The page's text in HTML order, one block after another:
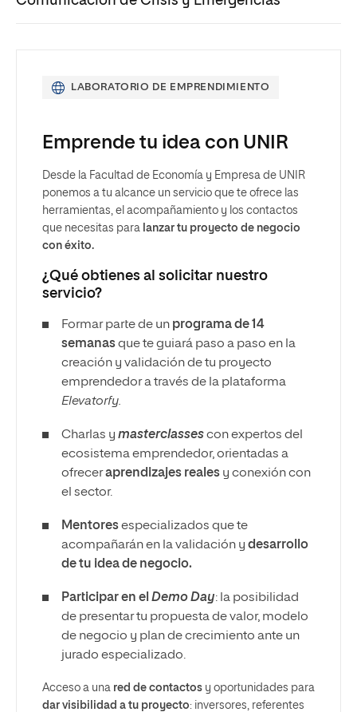
LABORATORIO DE EMPRENDIMIENTO
Emprende tu idea con UNIR
Desde la Facultad de Economía y Empresa de UNIR
ponemos a tu alcance un servicio que te ofrece las
herramientas, el acompañamiento y los contactos
que necesitas para lanzar tu proyecto de negocio
con éxito.
¿Qué obtienes al solicitar nuestro
servicio?
Formar parte de un programa de 14
semanasque te guiará paso a paso en la
creación y validación de tu proyecto
emprendedor a través de la plataforma
Elevatorfy.
Charlas y masterclassescon expertos del
ecosistema emprendedor, orientadas a
ofreceraprendizajes reales y conexión con
el sector.
Mentoresespecializados que te
acompañarán en la validación y desarrollo
de tu idea de negocio.
Participar en el Demo Day: la posibilidad
de presentar tu propuesta de valor, modelo
de negocio y plan de crecimiento ante un
jurado especializado.
Acceso a una red de contactos y oportunidades para
dar visibilidad a tu proyecto: inversores, referentes